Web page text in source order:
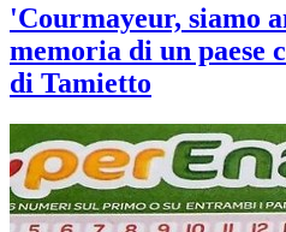
'Courmayeur, siamo
memoria di un paese
di Tamietto